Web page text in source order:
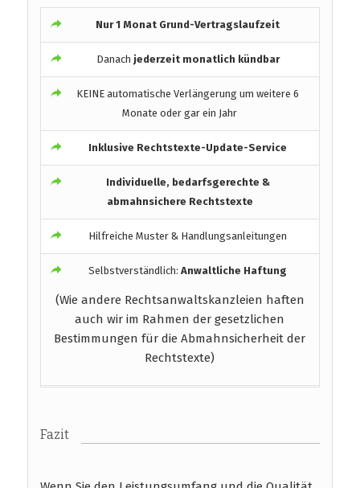
Nur 1 Monat Grund-Vertragslaufzeit
Danach jederzeit monatlich kündbar
KEINE automatische Verlängerung um weitere 6
Monate oder gar ein Jahr
Inklusive Rechtstexte-Update-Service
Individuelle, bedarfsgerechte &
abmahnsichere Rechtstexte
Hilfreiche Muster & Handlungsanleitungen
Selbstverständlich:Anwaltliche Haftung
(Wie andere Rechtsanwaltskanzleien haften
auch wir im Rahmen der gesetzlichen
Bestimmungen für die Abmahnsicherheit der
Rechtstexte)
Fazit